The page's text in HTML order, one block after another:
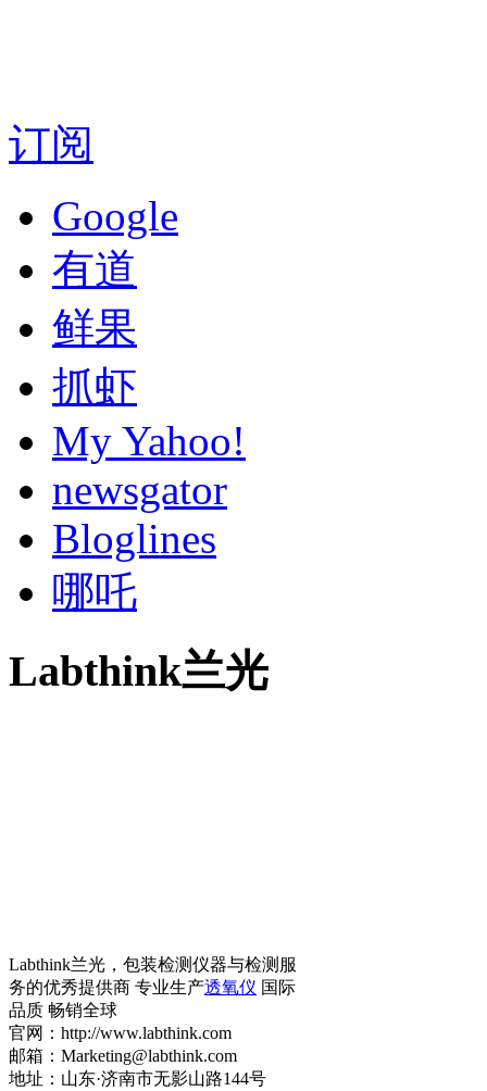
订阅
Google
有道
鲜果
抓虾
My Yahoo!
newsgator
Bloglines
哪吒
Labthink兰光
Labthink兰光，包装检测仪器与检测服
务的优秀提供商 专业生产透氧仪 国际
品质 畅销全球
官网：http://www.labthink.com
邮箱：Marketing@labthink.com
地址：山东·济南市无影山路144号